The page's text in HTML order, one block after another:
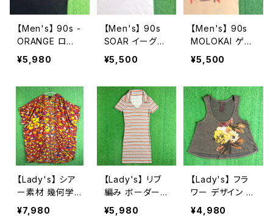
【Men's】 90s -
ORANGE ロゴ
Tシャツ / 90年
代 ティーシャツ
ギターアンプ 古
着 2271
¥5,980
【Men's】 90s
SOAR イーグル
イラスト Tシャツ
/ アメリカ製 US
ィーシャツ T-Sh
irt 古着 2270
¥5,500
【Men's】 90s
MOLOKAI ゲッ
コー イラスト T
シャツ / アメリ
年代 ティーシャ
ツ T-Shirt ハワ
イ 2269
¥5,500
【Lady's】 シア
ー素材 幾何学
柄 羽織り シャツ
/ 古着 半袖 ガ
¥7,980
【Lady's】 リブ
編み ボーダー
スキッパー ワン
ピース / 古着 ワ
¥5,980
【Lady's】 フラ
ワー デザイン ラ
メ入り タンクト
ップ / アメリカ
¥4,980